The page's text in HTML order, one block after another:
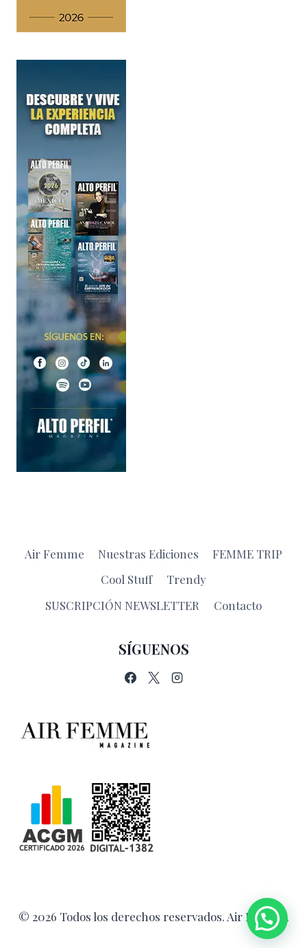
Air Femme Nuestras Ediciones
FEMME TRIP
Cool Stuff
Trendy
SUSCRIPCIÓN NEWSLETTER
Contacto
SÍGUENOS
© 2026 Todos los derechos reservados. Air Femme.